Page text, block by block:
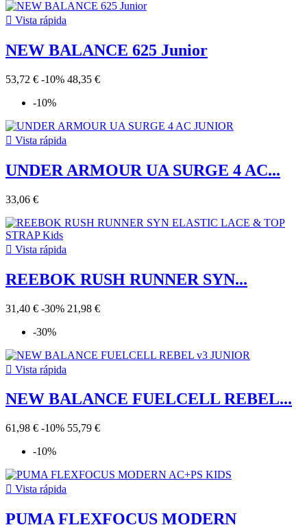
 Vista rápida
NEW BALANCE 625 Junior
53,72 € -10% 48,35 €
-10%
 Vista rápida
UNDER ARMOUR UA SURGE 4 AC...
33,06 €
 Vista rápida
REEBOK RUSH RUNNER SYN...
31,40 € -30% 21,98 €
-30%
 Vista rápida
NEW BALANCE FUELCELL REBEL...
61,98 € -10% 55,79 €
-10%
 Vista rápida
PUMA FLEXFOCUS MODERN